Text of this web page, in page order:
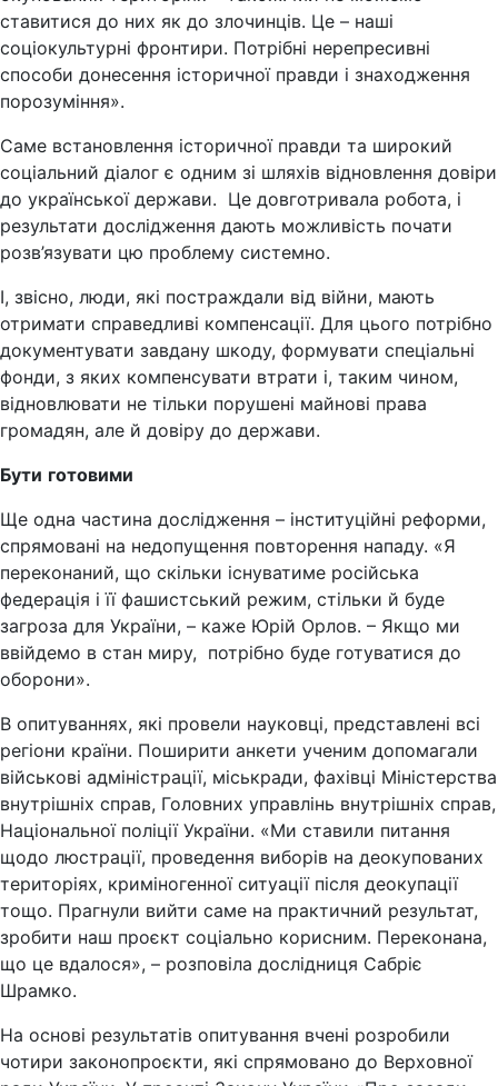
ставитися до них як до злочинців. Це – наші
соціокультурні фронтири. Потрібні нерепресивні
способи донесення історичної правди і знаходження
порозуміння».
Саме встановлення історичної правди та широкий
соціальний діалог є одним зі шляхів відновлення довіри
до української держави. Це довготривала робота, і
результати дослідження дають можливість почати
розв’язувати цю проблему системно.
І, звісно, люди, які постраждали від війни, мають
отримати справедливі компенсації. Для цього потрібно
документувати завдану шкоду, формувати спеціальні
фонди, з яких компенсувати втрати і, таким чином,
відновлювати не тільки порушені майнові права
громадян, але й довіру до держави.
Бути готовими
Ще одна частина дослідження – інституційні реформи,
спрямовані на недопущення повторення нападу. «Я
переконаний, що скільки існуватиме російська
федерація і її фашистський режим, стільки й буде
загроза для України, – каже Юрій Орлов. – Якщо ми
ввійдемо в стан миру, потрібно буде готуватися до
оборони».
В опитуваннях, які провели науковці, представлені всі
регіони країни. Поширити анкети ученим допомагали
військові адміністрації, міськради, фахівці Міністерства
внутрішніх справ, Головних управлінь внутрішніх справ,
Національної поліції України. «Ми ставили питання
щодо люстрації, проведення виборів на деокупованих
територіях, криміногенної ситуації після деокупації
тощо. Прагнули вийти саме на практичний результат,
зробити наш проєкт соціально корисним. Переконана,
що це вдалося», – розповіла дослідниця Сабріє
Шрамко.
На основі результатів опитування вчені розробили
чотири законопроєкти, які спрямовано до Верховної